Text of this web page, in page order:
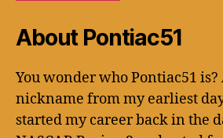
About Pontiac51
You wonder who Pontiac51
nickname from my earliest
started my career back in the